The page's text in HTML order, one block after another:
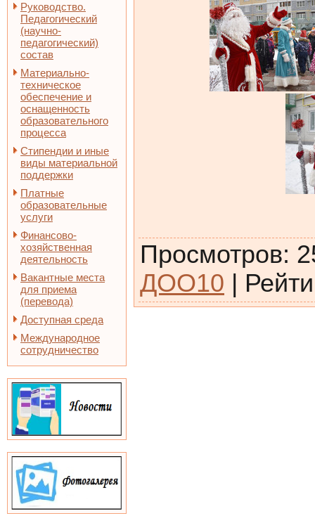
Руководство.
Педагогический
(научно-
педагогический)
состав
Материально-
техническое
обеспечение и
оснащенность
образовательного
процесса
Стипендии и иные
виды материальной
поддержки
Платные
образовательные
услуги
Финансово-
хозяйственная
деятельность
Вакантные места
для приема
(перевода)
Доступная среда
Международное
сотрудничество
Просмотров:
ДОО10